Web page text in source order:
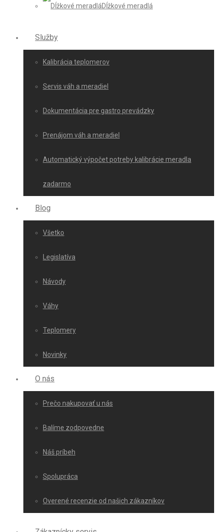
Dĺžkové meradlá
Služby
Kalibrácia teplomerov
Servis váh a meradiel
Dokumentácia pre gastro prevádzky
Prenájom váh a meradiel
Automatický výpočet potreby kalibrácie meradla
zadarmo
Blog
Všetko
Legislatíva
Návody
Váhy
Teplomery
Novinky
O nás
Prečo nakupovať u nás
Balíme zodpovedne
Náš príbeh
Spolupráca
Overené recenzie od našich zákazníkov